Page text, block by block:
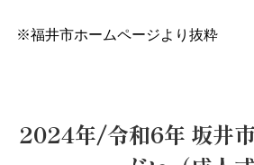
※福井市ホームページより抜粋
2024年/令和6年 坂井